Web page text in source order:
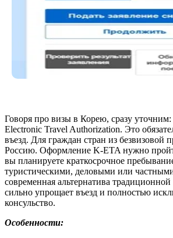
Говоря про визы в Корею, сразу
Electronic Travel Authorization. Это
въезд. Для граждан стран из безвизовой
Россию. Оформление K-ETA нужно
вы планируете краткосрочное
туристическими, деловыми или
современная альтернатива традиционной
сильно упрощает въезд и полностью
консульство.
Особенности: